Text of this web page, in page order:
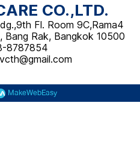
CO.,LTD.
Fl. Room 9C,Rama4
Bang Rak, Bangkok 10500
8787854
MakeWebEasy